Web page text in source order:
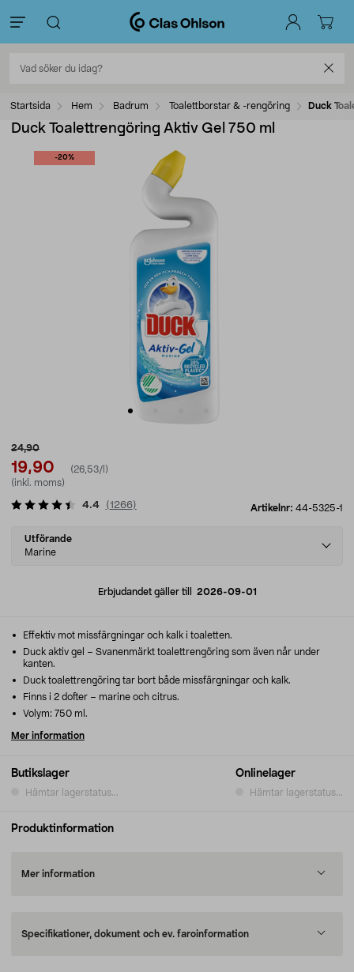
Startsida Hem Badrum Toalettborstar & -rengöring Duck
Duck Toalettrengöring Aktiv Gel 750 ml
-20%
24,90
19,90
(26,53/l)
(inkl. moms)
Artikelnr: 44-5325-1
4.4 (1266)
Select
variant
Utförande
Marine
Erbjudandet gäller till 2026-09-01
Butikslager
Hämtar lagerstatus...
Onlinelager
Hämtar lagerstatus...
Effektiv mot missfärgningar och kalk i toaletten.
Duck aktiv gel – Svanenmärkt toalettrengöring som även når under
kanten.
Duck toalettrengöring tar bort både missfärgningar och kalk.
Finns i 2 dofter – marine och citrus.
Volym: 750 ml.
Mer information
Produktinformation
Mer information
Specifikationer, dokument och ev. faroinformation